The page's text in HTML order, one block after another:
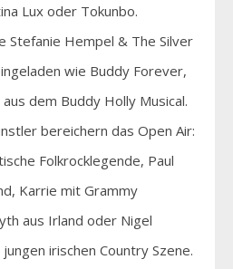
Lux oder Tokunbo.
Stefanie Hempel & The Silver
wie Buddy Forever,
dem Buddy Holly Musical.
bereichern das Open Air:
Folkrocklegende, Paul
Karrie mit Grammy
aus Irland oder Nigel
irischen Country Szene.